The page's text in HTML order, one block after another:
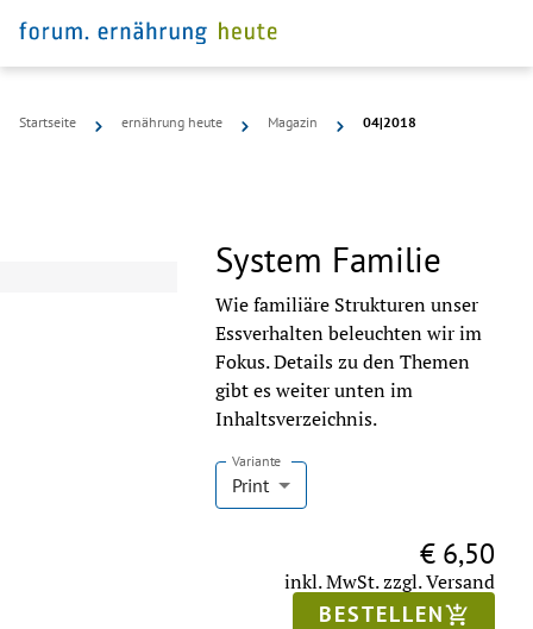
Startseite ernährung heute Magazin 04|2018
System Familie
Wie familiäre Strukturen unser
Essverhalten beleuchten wir im
Fokus. Details zu den Themen
gibt es weiter unten im
Inhaltsverzeichnis.
Variante
Print
€ 6,50
inkl. MwSt.zzgl. Versand
BESTELLEN